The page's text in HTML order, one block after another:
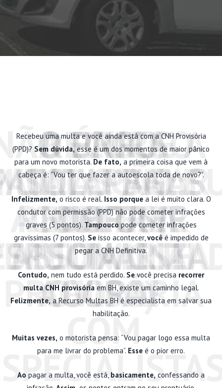
Recebeu uma multa e você ainda está com a CNH Provisória
(PPD)? Sem dúvida, esse é um dos momentos de maior pânico
para um novo motorista. De fato, a primeira coisa que vem à
cabeça é: “Vou ter que fazer a autoescola toda de novo?”.
Infelizmente, o risco é real. Isso porquea lei é muito clara. O
condutor com permissão (PPD) não pode cometer infrações
graves (5 pontos). Tampouco pode cometer infrações
gravíssimas (7 pontos). Seisso acontecer, vocêé impedido de
pegar a CNH Definitiva.
Contudo, nem tudo está perdido. Se você precisa recorrer
multa CNH provisória em BH, existe um caminho legal.
Felizmente, a Recurso Multas BH é especialista em salvar sua
habilitação.
O ERRO
PAGAR
A MULTA (E
ASSUMIR A
CULPA)
Muitas vezes, o motorista pensa: “Vou pagar logo essa multa
para me livrar do problema”. Esse é o pior erro.
Ao pagar a multa, você está, basicamente, confessando a
A ÚNICA
SOLUÇÃO:
RECORRER
MULTA CNH
PROVISÓRIA
COM
RECURSO
BH:
DEFESA
PAGUE A
FALE
COM UM
AGORA!